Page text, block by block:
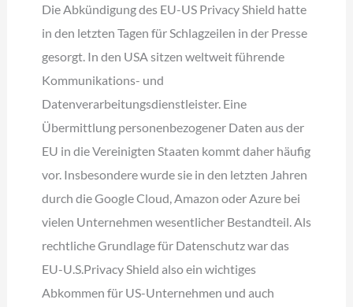
Die Abkündigung des EU-US Privacy Shield hatte
in den letzten Tagen für Schlagzeilen in der Presse
gesorgt. In den USA sitzen weltweit führende
Kommunikations- und
Datenverarbeitungsdienstleister. Eine
Übermittlung personenbezogener Daten aus der
EU in die Vereinigten Staaten kommt daher häufig
vor. Insbesondere wurde sie in den letzten Jahren
durch die Google Cloud, Amazon oder Azure bei
vielen Unternehmen wesentlicher Bestandteil. Als
rechtliche Grundlage für Datenschutz war das
EU-U.S.Privacy Shield also ein wichtiges
Abkommen für US-Unternehmen und auch